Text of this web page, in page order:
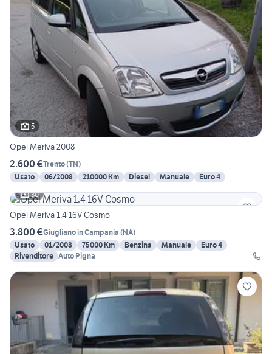
5
Opel Meriva 2008
2.600 €Trento(TN)
Usato
06/2008 210000 Km Diesel Manuale
Euro 4
30
Opel Meriva 1.4 16V Cosmo
3.800 €Giugliano in Campania (NA)
Usato
01/2008 75000 Km Benzina Manuale
Euro 4
Rivenditore Auto Pigna